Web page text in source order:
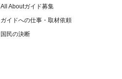
All Aboutガイド募集
ガイドへの仕事・取材依頼
国民の決断